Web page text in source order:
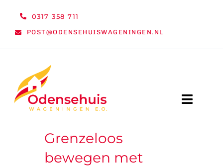
0317 358 711
POST@ODENSEHUISWAGENINGEN.NL
Toggle
WELKOMGrenzeloos
bewegen met